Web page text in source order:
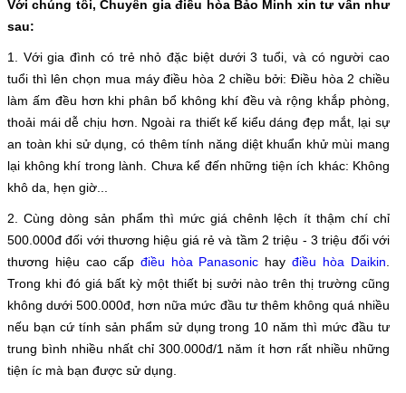
Với chúng tôi, Chuyên gia điều hòa Bảo Minh xin tư vấn như
sau:
1. Với gia đình có trẻ nhỏ đặc biệt dưới 3 tuổi, và có người cao
tuổi thì lên chọn mua máy điều hòa 2 chiều bởi: Điều hòa 2 chiều
làm ấm đều hơn khi phân bổ không khí đều và rộng khắp phòng,
thoải mái dễ chịu hơn. Ngoài ra thiết kế kiểu dáng đẹp mắt, lại sự
an toàn khi sử dụng, có thêm tính năng diệt khuẩn khử mùi mang
lại không khí trong lành. Chưa kể đến những tiện ích khác: Không
khô da, hẹn giờ...
2. Cùng dòng sản phẩm thì mức giá chênh lệch ít thậm chí chỉ
500.000đ đối với thương hiệu giá rẻ và tầm 2 triệu - 3 triệu đối với
thương hiệu cao cấp điều hòa Panasonic hayđiều hòa Daikin
Trong khi đó giá bất kỳ một thiết bị sưởi nào trên thị trường cũng
không dưới 500.000đ, hơn nữa mức đầu tư thêm không quá nhiều
nếu bạn cứ tính sản phẩm sử dụng trong 10 năm thì mức đầu tư
trung bình nhiều nhất chỉ 300.000đ/1 năm ít hơn rất nhiều những
tiện íc mà bạn được sử dụng.